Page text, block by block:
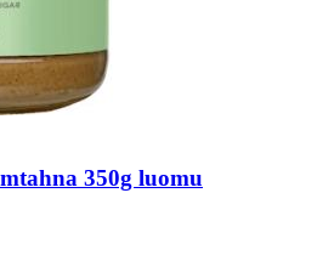
350g luomu